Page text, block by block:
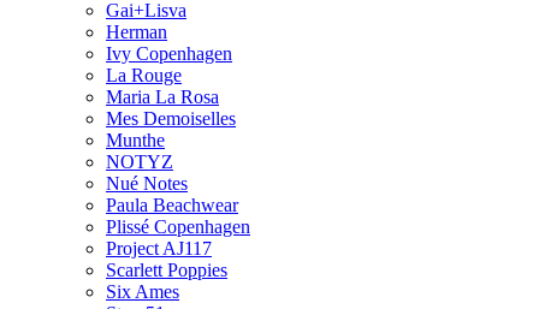
Gai+Lisva
Herman
Ivy Copenhagen
La Rouge
Maria La Rosa
Mes Demoiselles
Munthe
NOTYZ
Nué Notes
Paula Beachwear
Plissé Copenhagen
Project AJ117
Scarlett Poppies
Six Ames